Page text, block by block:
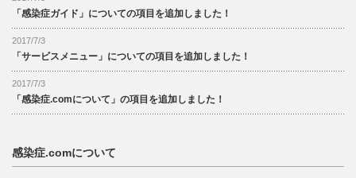
「感染症ガイド」についての項目を追加しました！
2017/7/3
「サービスメニュー」についての項目を追加しました！
2017/7/3
「感染症.comについて」の項目を追加しました！
感染症.comについて